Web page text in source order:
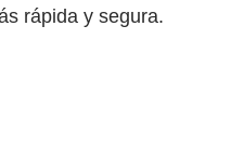
rápida y segura.